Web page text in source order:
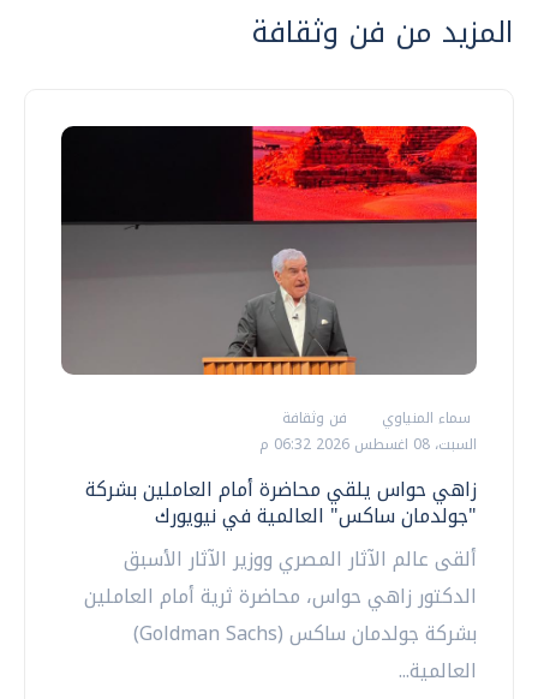
المزيد من فن وثقافة
سماء المنياوي
فن وثقافة
السبت، 08 اغسطس 2026 06:32 م
زاهي حواس يلقي محاضرة أمام العاملين بشركة
"جولدمان ساكس" العالمية في نيويورك
ألقى عالم الآثار المصري ووزير الآثار الأسبق
الدكتور زاهي حواس، محاضرة ثرية أمام العاملين
بشركة جولدمان ساكس (Goldman Sachs)
العالمية...